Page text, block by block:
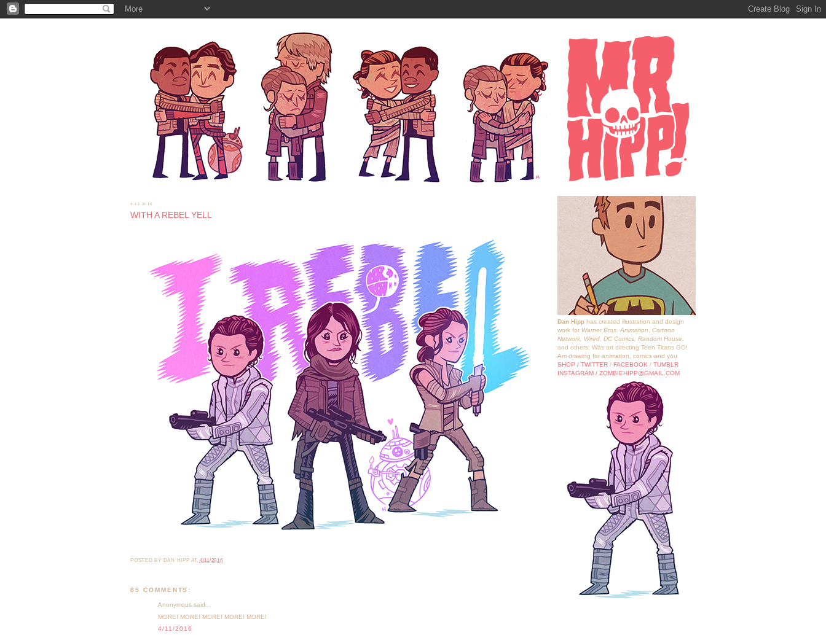
4.11.2016
WITH A REBEL YELL
POSTED BY DAN HIPP AT 4/11/2016
85 COMMENTS:
Anonymous said...
MORE! MORE! MORE! MORE! MORE!
4/11/2016
Dan Hipp has created illustration and design
work for Warner Bros. Animation
Cartoon
Network,
Wired DC Comics Random House,
and others. Was art directing Teen Titans GO!
Am drawing for animation, comics and you
SHOP / TWITTER / FACEBOOK / TUMBLR
INSTAGRAM / ZOMBIEHIPP@GMAIL.COM